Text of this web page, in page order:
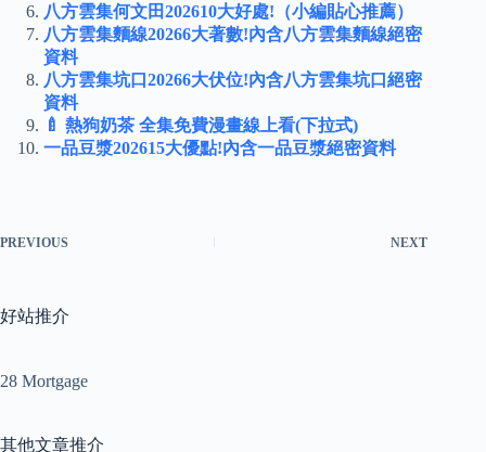
八方雲集何文田202610大好處!（小編貼心推薦）
八方雲集麵線20266大著數!內含八方雲集麵線絕密
資料
八方雲集坑口20266大伏位!內含八方雲集坑口絕密
資料
🍼 熱狗奶茶 全集免費漫畫線上看(下拉式)
一品豆漿202615大優點!內含一品豆漿絕密資料
PREVIOUS NEXT
好站推介
28 Mortgage
其他文章推介